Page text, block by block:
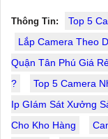
Thông Tin:
Top 5
Lắp Camera Theo
Quận Tân Phú Giá
?
Top 5 Camera
Ip GIám Sát Xưởng
Cho Kho Hàng